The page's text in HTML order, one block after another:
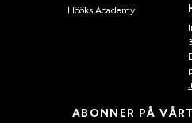
Hööks Academy
ABONNER PÅ